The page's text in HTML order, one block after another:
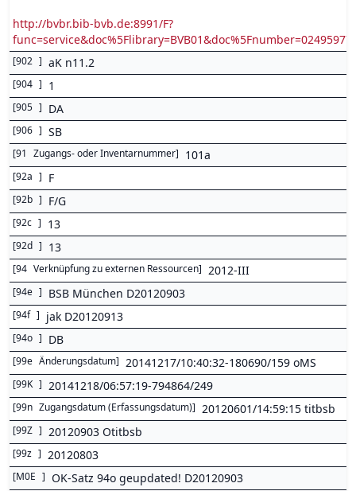
http://bvbr.bib-bvb.de:8991/F?
[902 ] aK n11.2
[904 ] 1
[905 ] DA
[906 ] SB
[91 Zugangs- oder Inventarnummer] 101a
[92a ] F
[92b ] F/G
[92c ] 13
[92d ] 13
[94 Verknüpfung zu externen Ressourcen] 2012-III
[94e ] BSB München D20120903
[94f ] jak D20120913
[94o ] DB
[99e Änderungsdatum] 20141217/10:40:32-180690/159 oMS
[99K ] 20141218/06:57:19-794864/249
[99n Zugangsdatum (Erfassungsdatum)] 20120601/14:59:15 titbsb
[99Z ] 20120903 Otitbsb
[99z ] 20120803
[M0E ] OK-Satz 94o geupdated! D20120903